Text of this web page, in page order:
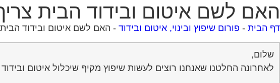
האם לשם איטום ובידוד הבית
דף הבית - פורום שיפוץ ובינוי, איטום ובידוד - האם לשם איטום ובידוד
שלום,
לאחרונה החלטנו שאנחנו רוצים לעשות שיפוץ מקיף שיכלול איטום